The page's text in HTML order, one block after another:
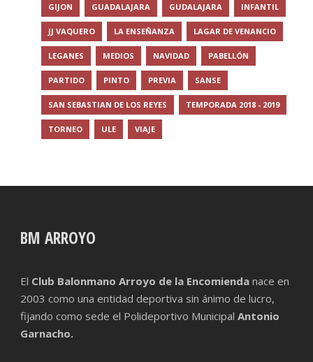
GIJON GUADALAJARA GUDALAJARA INFANTIL
JJ VAQUERO LA ENSEÑANZA LAGAR DE VENANCIO
LEGANES MEDIOS NAVIDAD PABELLÓN
PARTIDO PINTO PREVIA SANSE
SAN SEBASTIAN DE LOS REYES TEMPORADA 2018 - 2019
TORNEO ULE VIAJE
BM ARROYO
El Club Balonmano Arroyo de la Encomienda nace en
2003 como una entidad deportiva sin ánimo de lucro,
fijando como sede el Polideportivo Municipal Antonio
Garnacho.